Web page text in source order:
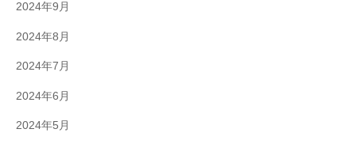
2024年9月
2024年8月
2024年7月
2024年6月
2024年5月